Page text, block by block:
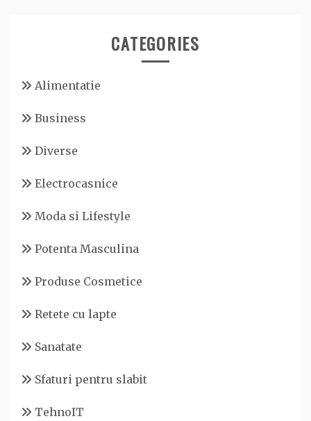
CATEGORIES
Alimentatie
Business
Diverse
Electrocasnice
Moda si Lifestyle
Potenta Masculina
Produse Cosmetice
Retete cu lapte
Sanatate
Sfaturi pentru slabit
TehnoIT